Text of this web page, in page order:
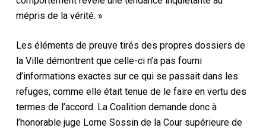
mépris de la vérité. »
Les éléments de preuve tirés des propres dossiers de
la Ville démontrent que celle-ci n’a pas fourni
d’informations exactes sur ce qui se passait dans les
refuges, comme elle était tenue de le faire en vertu des
termes de l’accord. La Coalition demande donc à
l’honorable juge Lorne Sossin de la Cour supérieure de